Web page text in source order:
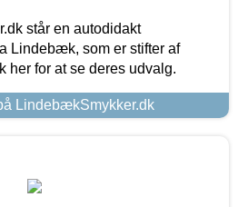
står en autodidakt
Lindebæk, som er stifter af
her for at se deres udvalg.
LindebækSmykker.dk